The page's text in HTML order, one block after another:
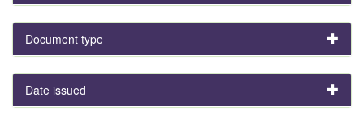
Document type
Date issued